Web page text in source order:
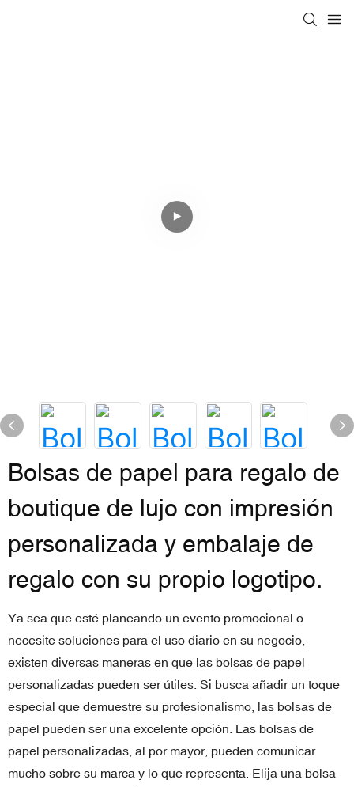
Bolsas de papel para regalo de
boutique de lujo con impresión
personalizada y embalaje de
regalo con su propio logotipo.
Ya sea que esté planeando un evento promocional o
necesite soluciones para el uso diario en su negocio,
existen diversas maneras en que las bolsas de papel
personalizadas pueden ser útiles. Si busca añadir un toque
especial que demuestre su profesionalismo, las bolsas de
papel pueden ser una excelente opción. Las bolsas de
papel personalizadas, al por mayor, pueden comunicar
mucho sobre su marca y lo que representa. Elija una bolsa